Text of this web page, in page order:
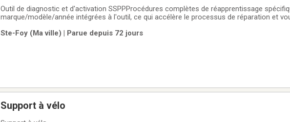
Outil de diagnostic et d'activation SSPPProcédures complètes de réapprentissage
marque/modèle/année intégrées à l'outil, ce qui accélère le processus de réparation et
simplifie considérablement le processus de
Ste-Foy (Ma ville) | Parue depuis 72 jours
Support à vélo